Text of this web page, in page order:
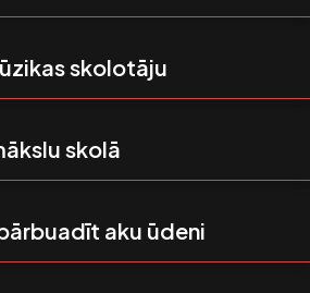
skolotāju
skolā
aku ūdeni